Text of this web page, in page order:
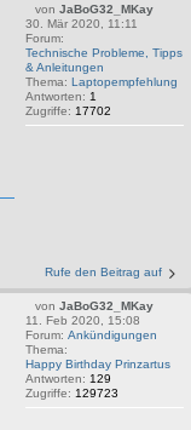
vonJaBoG32_MKay
30. Mär 2020, 11:11
Forum:
Technische Probleme, Tipps
& Anleitungen
Thema:Laptopempfehlung
Antworten: 1
Zugriffe: 17702
Rufe den Beitrag auf
vonJaBoG32_MKay
11. Feb 2020, 15:08
Forum:Ankündigungen
Thema:
Happy Birthday Prinzartus
Antworten: 129
Zugriffe: 129723